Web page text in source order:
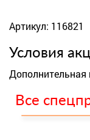
Артикул: 116821
Условия
Дополнительная
Все